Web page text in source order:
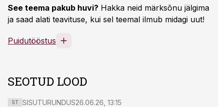
See teema pakub huvi? Hakka neid märksõnu jälgima
ja saad alati teavituse, kui sel teemal ilmub midagi uut!
Puidutööstus
SEOTUD LOOD
ST SISUTURUNDUS26.06.26, 13:15